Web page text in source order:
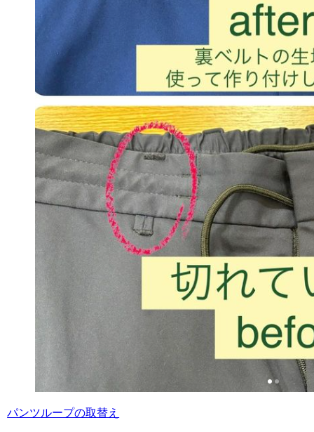
パンツループの取替え